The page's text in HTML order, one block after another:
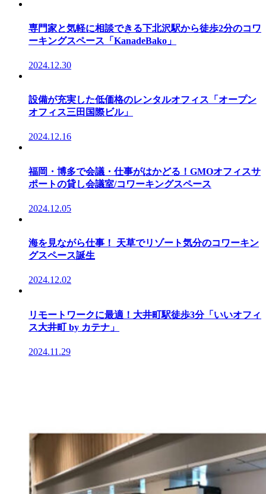
専門家と気軽に相談できる下北沢駅から徒歩2分のコワ
ーキングスペース「KanadeBako」
2024.12.30
設備が充実した低価格のレンタルオフィス「オープン
オフィス三田国際ビル」
2024.12.16
福岡・博多で会議・仕事がはかどる！GMOオフィスサ
ポートの貸し会議室/コワーキングスペース
2024.12.05
海を見ながら仕事！ 天草でリゾート気分のコワーキン
グスペース誕生
2024.12.02
リモートワークに最適！大井町駅徒歩3分「いいオフィ
ス大井町 by カテナ」
2024.11.29